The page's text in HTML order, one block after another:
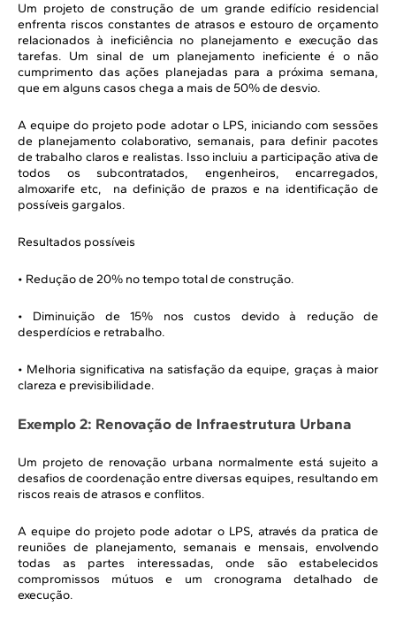
Um projeto de construção de um grande edifício residencial
enfrenta riscos constantes de atrasos e estouro de orçamento
relacionados à ineficiência no planejamento e execução das
tarefas. Um sinal de um planejamento ineficiente é o não
cumprimento das ações planejadas para a próxima semana,
que em alguns casos chega a mais de 50% de desvio.
A equipe do projeto pode adotar o LPS, iniciando com sessões
de planejamento colaborativo, semanais, para definir pacotes
de trabalho claros e realistas. Isso incluiu a participação ativa de
todos os subcontratados, engenheiros, encarregados,
almoxarife etc, na definição de prazos e na identificação de
possíveis gargalos.
Resultados possíveis
• Redução de 20% no tempo total de construção.
• Diminuição de 15% nos custos devido à redução de
desperdícios e retrabalho.
• Melhoria significativa na satisfação da equipe, graças à maior
clareza e previsibilidade.
Exemplo 2: Renovação de Infraestrutura Urbana
Um projeto de renovação urbana normalmente está sujeito a
desafios de coordenação entre diversas equipes, resultando em
riscos reais de atrasos e conflitos.
A equipe do projeto pode adotar o LPS, através da pratica de
reuniões de planejamento, semanais e mensais, envolvendo
todas as partes interessadas, onde são estabelecidos
compromissos mútuos e um cronograma detalhado de
execução.